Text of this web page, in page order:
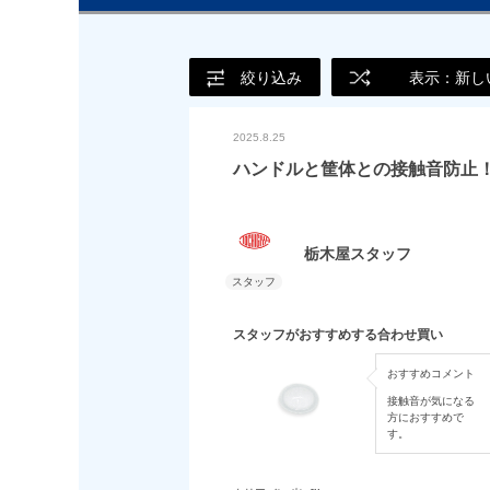
絞り込み 表示：新し
2025.8.25
ハンドルと筐体との接触音防止
栃木屋スタッフ
スタッフがおすすめする合わせ買い
おすすめコメント
接触音が気になる
方におすすめで
す。